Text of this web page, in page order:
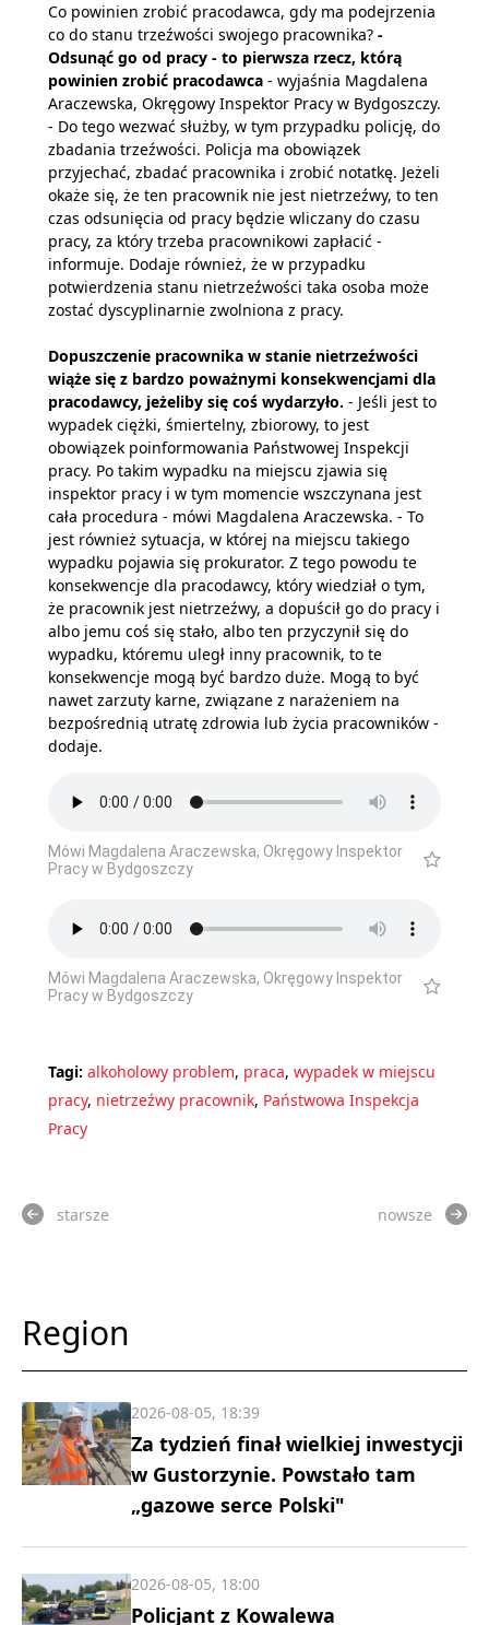
Co powinien zrobić pracodawca, gdy ma podejrzenia
co do stanu trzeźwości swojego pracownika? -
Odsunąć go od pracy - to pierwsza rzecz, którą
powinien zrobić pracodawca - wyjaśnia Magdalena
Araczewska, Okręgowy Inspektor Pracy w Bydgoszczy.
- Do tego wezwać służby, w tym przypadku policję, do
zbadania trzeźwości. Policja ma obowiązek
przyjechać, zbadać pracownika i zrobić notatkę. Jeżeli
okaże się, że ten pracownik nie jest nietrzeźwy, to ten
czas odsunięcia od pracy będzie wliczany do czasu
pracy, za który trzeba pracownikowi zapłacić -
informuje. Dodaje również, że w przypadku
potwierdzenia stanu nietrzeźwości taka osoba może
zostać dyscyplinarnie zwolniona z pracy.
Dopuszczenie pracownika w stanie nietrzeźwości
wiąże się z bardzo poważnymi konsekwencjami dla
pracodawcy, jeżeliby się coś wydarzyło. - Jeśli jest to
wypadek ciężki, śmiertelny, zbiorowy, to jest
obowiązek poinformowania Państwowej Inspekcji
pracy. Po takim wypadku na miejscu zjawia się
inspektor pracy i w tym momencie wszczynana jest
cała procedura - mówi Magdalena Araczewska. - To
jest również sytuacja, w której na miejscu takiego
wypadku pojawia się prokurator. Z tego powodu te
konsekwencje dla pracodawcy, który wiedział o tym,
że pracownik jest nietrzeźwy, a dopuścił go do pracy i
albo jemu coś się stało, albo ten przyczynił się do
wypadku, któremu uległ inny pracownik, to te
konsekwencje mogą być bardzo duże. Mogą to być
nawet zarzuty karne, związane z narażeniem na
bezpośrednią utratę zdrowia lub życia pracowników -
dodaje.
Mówi Magdalena Araczewska, Okręgowy Inspektor
Pracy w Bydgoszczy
Mówi Magdalena Araczewska, Okręgowy Inspektor
Pracy w Bydgoszczy
Tagi: alkoholowy problem, praca, wypadek w miejscu
pracy, nietrzeźwy pracownik, Państwowa Inspekcja
Pracy
starsze nowsze
Region
Za tydzień finał wielkiej inwestycji
w Gustorzynie. Powstało tam
„gazowe serce Polski"
2026-08-05, 18:39
Policjant z Kowalewa
2026-08-05, 18:00